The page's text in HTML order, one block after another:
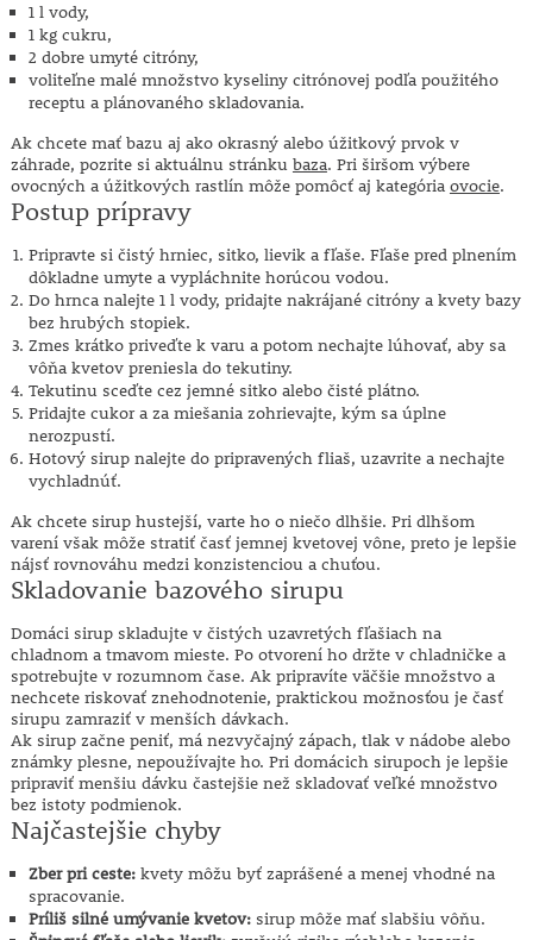
1 l vody,
1 kg cukru,
2 dobre umyté citróny,
voliteľne malé množstvo kyseliny citrónovej podľa použitého
receptu a plánovaného skladovania.
Ak chcete mať bazu aj ako okrasný alebo úžitkový prvok v
záhrade, pozrite si aktuálnu stránku baza. Pri širšom výbere
ovocných a úžitkových rastlín môže pomôcť aj kategória ovocie.
Postup prípravy
Pripravte si čistý hrniec, sitko, lievik a fľaše. Fľaše pred plnením
dôkladne umyte a vypláchnite horúcou vodou.
Do hrnca nalejte 1 l vody, pridajte nakrájané citróny a kvety bazy
bez hrubých stopiek.
Zmes krátko priveďte k varu a potom nechajte lúhovať, aby sa
vôňa kvetov preniesla do tekutiny.
Tekutinu sceďte cez jemné sitko alebo čisté plátno.
Pridajte cukor a za miešania zohrievajte, kým sa úplne
nerozpustí.
Hotový sirup nalejte do pripravených fliaš, uzavrite a nechajte
vychladnúť.
Ak chcete sirup hustejší, varte ho o niečo dlhšie. Pri dlhšom
varení však môže stratiť časť jemnej kvetovej vône, preto je lepšie
nájsť rovnováhu medzi konzistenciou a chuťou.
Skladovanie bazového sirupu
Domáci sirup skladujte v čistých uzavretých fľašiach na
chladnom a tmavom mieste. Po otvorení ho držte v chladničke a
spotrebujte v rozumnom čase. Ak pripravíte väčšie množstvo a
nechcete riskovať znehodnotenie, praktickou možnosťou je časť
sirupu zamraziť v menších dávkach.
Ak sirup začne peniť, má nezvyčajný zápach, tlak v nádobe alebo
známky plesne, nepoužívajte ho. Pri domácich sirupoch je lepšie
pripraviť menšiu dávku častejšie než skladovať veľké množstvo
bez istoty podmienok.
Najčastejšie chyby
Zber pri ceste:kvety môžu byť zaprášené a menej vhodné na
spracovanie.
Príliš silné umývanie kvetov:sirup môže mať slabšiu vôňu.